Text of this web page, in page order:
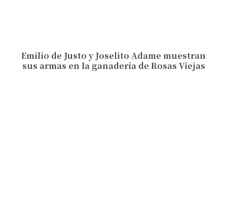
Emilio de Justo y Joselito Adame muestran
sus armas en la ganadería de Rosas Viejas